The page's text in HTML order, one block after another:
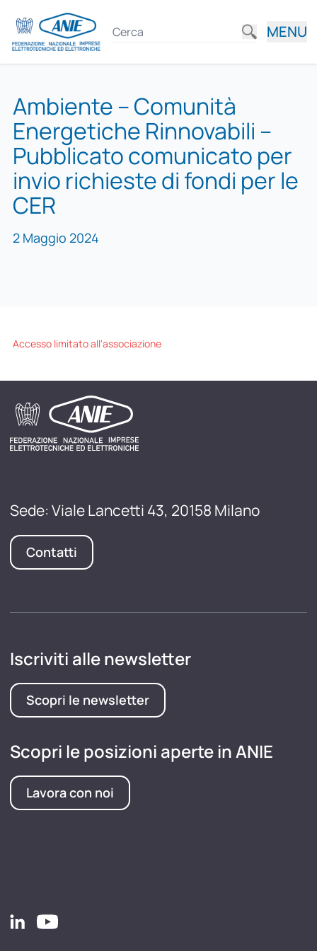
MENU
Ambiente – Comunità
Energetiche Rinnovabili –
Pubblicato comunicato per
invio richieste di fondi per le
CER
2 Maggio 2024
Accesso limitato all'associazione
Sede: Viale Lancetti 43, 20158 Milano
Contatti
Iscriviti alle newsletter
Scopri le newsletter
Scopri le posizioni aperte in ANIE
Lavora con noi